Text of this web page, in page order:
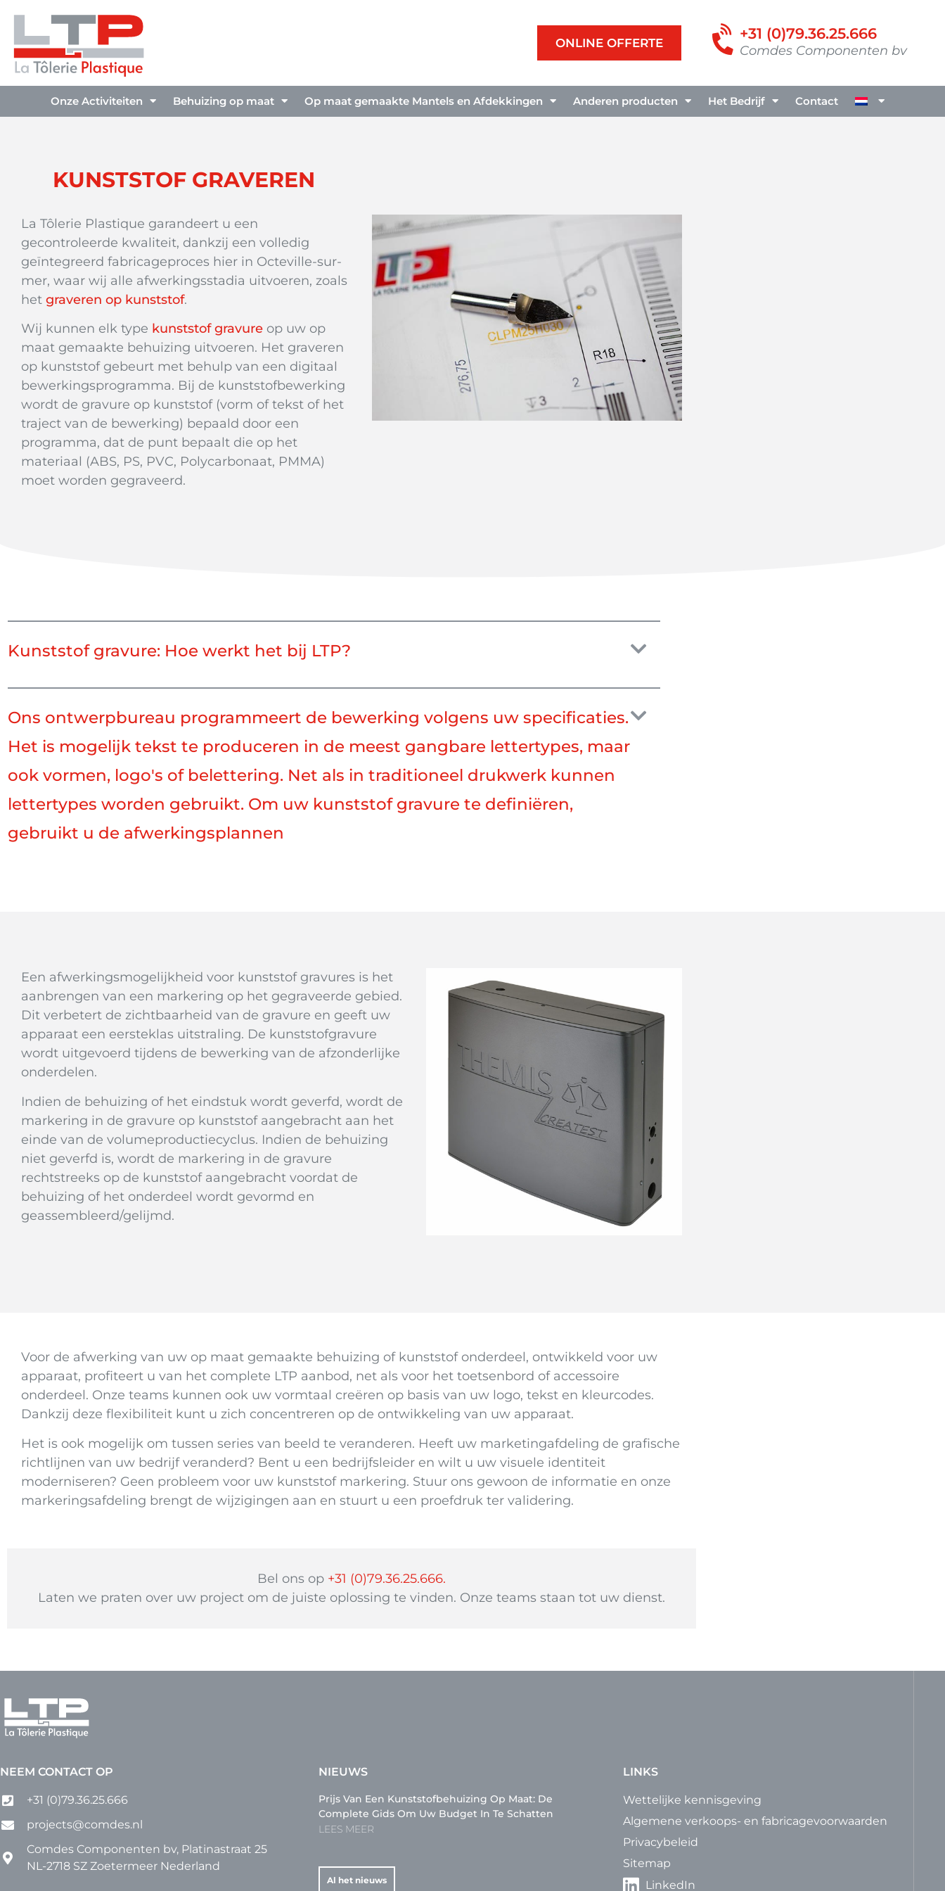
ONLINE OFFERTE
+31 (0)79.36.25.666
Comdes Componenten bv
Onze Activiteiten Behuizing op maat Op maat gemaakte Mantels en Afdekkingen Anderen producten Het Bedrijf Contact
KUNSTSTOF GRAVEREN
La Tôlerie Plastique garandeert u een
gecontroleerde kwaliteit, dankzij een volledig
geïntegreerd fabricageproces hier in Octeville-sur-
mer, waar wij alle afwerkingsstadia uitvoeren, zoals
het graveren op kunststof.
Wij kunnen elk type kunststof gravure op uw op
maat gemaakte behuizing uitvoeren. Het graveren
op kunststof gebeurt met behulp van een digitaal
bewerkingsprogramma. Bij de kunststofbewerking
wordt de gravure op kunststof (vorm of tekst of het
traject van de bewerking) bepaald door een
programma, dat de punt bepaalt die op het
materiaal (ABS, PS, PVC, Polycarbonaat, PMMA)
moet worden gegraveerd.
Kunststof gravure: Hoe werkt het bij LTP?
Ons ontwerpbureau programmeert de bewerking volgens uw specificaties.
Het is mogelijk tekst te produceren in de meest gangbare lettertypes, maar
ook vormen, logo's of belettering. Net als in traditioneel drukwerk kunnen
lettertypes worden gebruikt. Om uw kunststof gravure te definiëren,
gebruikt u de afwerkingsplannen
Een afwerkingsmogelijkheid voor kunststof gravures is het
aanbrengen van een markering op het gegraveerde gebied.
Dit verbetert de zichtbaarheid van de gravure en geeft uw
apparaat een eersteklas uitstraling. De kunststofgravure
wordt uitgevoerd tijdens de bewerking van de afzonderlijke
onderdelen.
Indien de behuizing of het eindstuk wordt geverfd, wordt de
markering in de gravure op kunststof aangebracht aan het
einde van de volumeproductiecyclus. Indien de behuizing
niet geverfd is, wordt de markering in de gravure
rechtstreeks op de kunststof aangebracht voordat de
behuizing of het onderdeel wordt gevormd en
geassembleerd/gelijmd.
Voor de afwerking van uw op maat gemaakte behuizing of kunststof onderdeel, ontwikkeld voor uw
apparaat, profiteert u van het complete LTP aanbod, net als voor het toetsenbord of accessoire
onderdeel. Onze teams kunnen ook uw vormtaal creëren op basis van uw logo, tekst en kleurcodes.
Dankzij deze flexibiliteit kunt u zich concentreren op de ontwikkeling van uw apparaat.
Het is ook mogelijk om tussen series van beeld te veranderen. Heeft uw marketingafdeling de grafische
richtlijnen van uw bedrijf veranderd? Bent u een bedrijfsleider en wilt u uw visuele identiteit
moderniseren? Geen probleem voor uw kunststof markering. Stuur ons gewoon de informatie en onze
markeringsafdeling brengt de wijzigingen aan en stuurt u een proefdruk ter validering.
Bel ons op +31 (0)79.36.25.666.
Laten we praten over uw project om de juiste oplossing te vinden. Onze teams staan ​​tot uw dienst.
NEEM CONTACT OP
+31 (0)79.36.25.666
projects@comdes.nl
Comdes Componenten bv, Platinastraat 25
NL-2718 SZ Zoetermeer Nederland
NIEUWS
Prijs Van Een Kunststofbehuizing Op Maat: De
Complete Gids Om Uw Budget In Te Schatten
LEES MEER
Al het nieuws
LINKS
Wettelijke kennisgeving
Algemene verkoops- en fabricagevoorwaarden
Privacybeleid
Sitemap
LinkedIn